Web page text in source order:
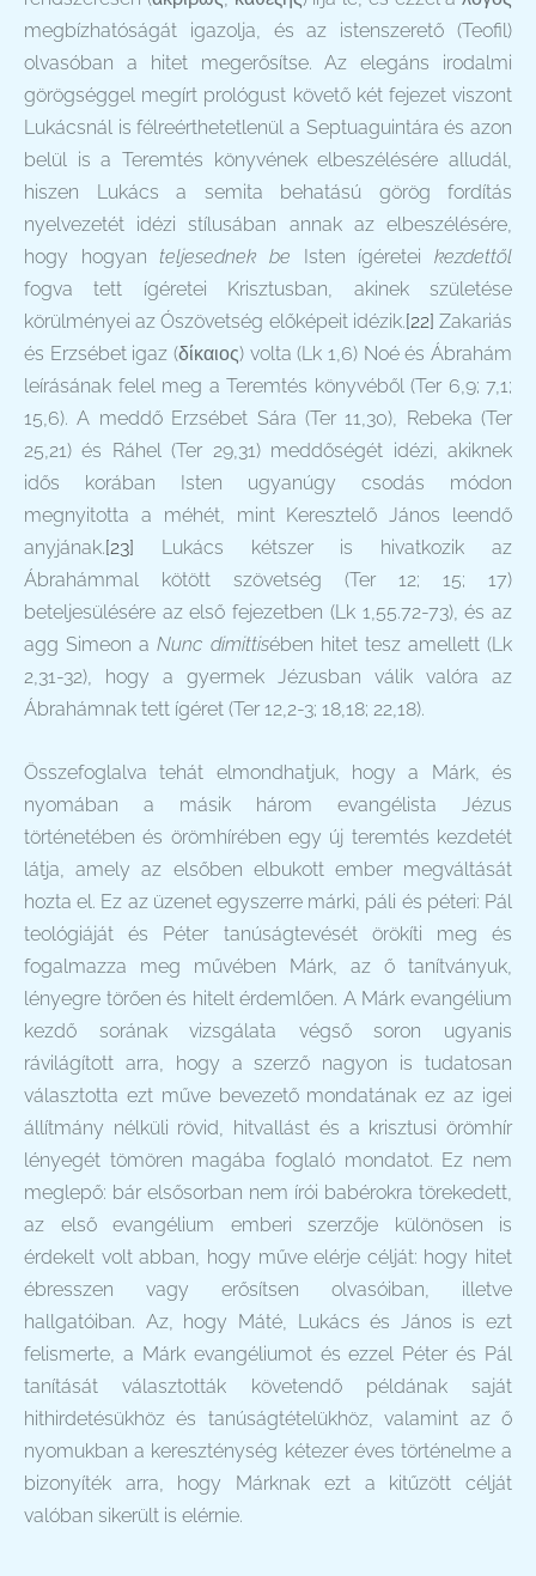
megbízhatóságát igazolja, és az istenszerető (Teofil)
olvasóban a hitet megerősítse. Az elegáns irodalmi
görögséggel megírt prológust követő két fejezet viszont
Lukácsnál is félreérthetetlenül a Septuaguintára és azon
belül is a Teremtés könyvének elbeszélésére alludál,
hiszen Lukács a semita behatású görög fordítás
nyelvezetét idézi stílusában annak az elbeszélésére,
hogy hogyanteljesednek be Isten ígéreteikezdettől
fogva tett ígéretei Krisztusban, akinek születése
körülményei az Ószövetség előképeit idézik.[22] Zakariás
és Erzsébet igaz (δίκαιος) volta (Lk 1,6) Noé és Ábrahám
leírásának felel meg a Teremtés könyvéből (Ter 6,9; 7,1;
15,6). A meddő Erzsébet Sára (Ter 11,30), Rebeka (Ter
25,21) és Ráhel (Ter 29,31) meddőségét idézi, akiknek
idős korában Isten ugyanúgy csodás módon
megnyitotta a méhét, mint Keresztelő János leendő
anyjának.[23]
Lukács kétszer is hivatkozik az
Ábrahámmal kötött szövetség (Ter 12; 15; 17)
beteljesülésére az első fejezetben (Lk 1,55.72-73), és az
agg Simeon aNunc dimittisében hitet tesz amellett (Lk
2,31-32), hogy a gyermek Jézusban válik valóra az
Ábrahámnak tett ígéret (Ter 12,2-3; 18,18; 22,18).
Összefoglalva tehát elmondhatjuk, hogy a Márk, és
nyomában a másik három evangélista Jézus
történetében és örömhírében egy új teremtés kezdetét
látja, amely az elsőben elbukott ember megváltását
hozta el. Ez az üzenet egyszerre márki, páli és péteri: Pál
teológiáját és Péter tanúságtevését örökíti meg és
fogalmazza meg művében Márk, az ő tanítványuk,
lényegre törően és hitelt érdemlően. A Márk evangélium
kezdő sorának vizsgálata végső soron ugyanis
rávilágított arra, hogy a szerző nagyon is tudatosan
választotta ezt műve bevezető mondatának ez az igei
állítmány nélküli rövid, hitvallást és a krisztusi örömhír
lényegét tömören magába foglaló mondatot. Ez nem
meglepő: bár elsősorban nem írói babérokra törekedett,
az első evangélium emberi szerzője különösen is
érdekelt volt abban, hogy műve elérje célját: hogy hitet
ébresszen vagy erősítsen olvasóiban, illetve
hallgatóiban. Az, hogy Máté, Lukács és János is ezt
felismerte, a Márk evangéliumot és ezzel Péter és Pál
tanítását választották követendő példának saját
hithirdetésükhöz és tanúságtételükhöz, valamint az ő
nyomukban a kereszténység kétezer éves történelme a
bizonyíték arra, hogy Márknak ezt a kitűzött célját
valóban sikerült is elérnie.